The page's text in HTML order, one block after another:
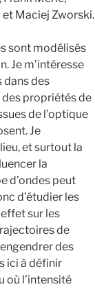
Maciej Zworski.
sont modélisés
Je m’intéresse
dans des
propriétés de
de l’optique
Je
et surtout la
la
d’ondes peut
d’étudier les
sur les
de
des
ici à définir
où l’intensité